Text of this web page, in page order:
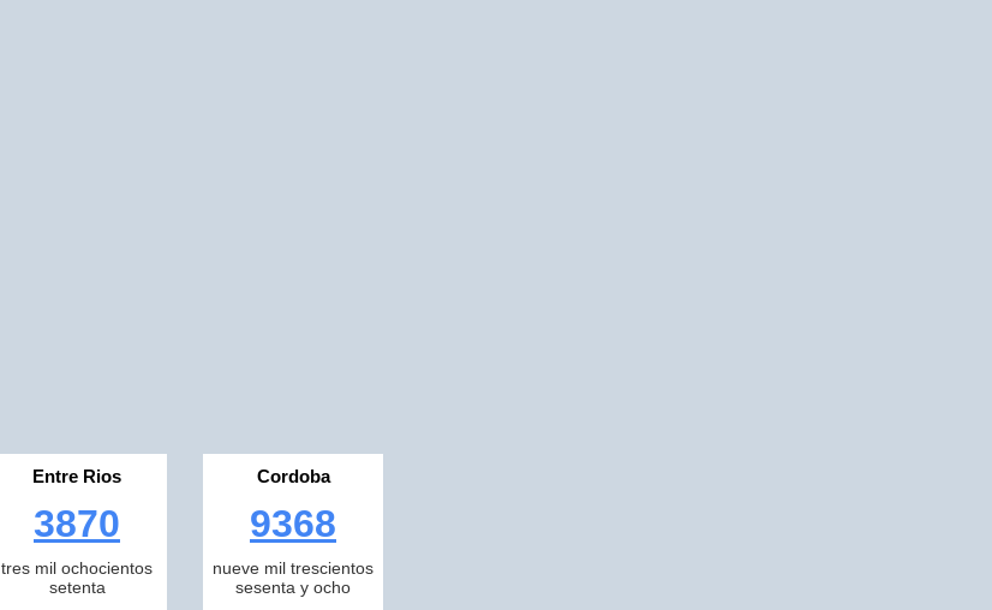
Entre Rios
3870
tres mil ochocientos
setenta
Cordoba
9368
nueve mil trescientos
sesenta y ocho